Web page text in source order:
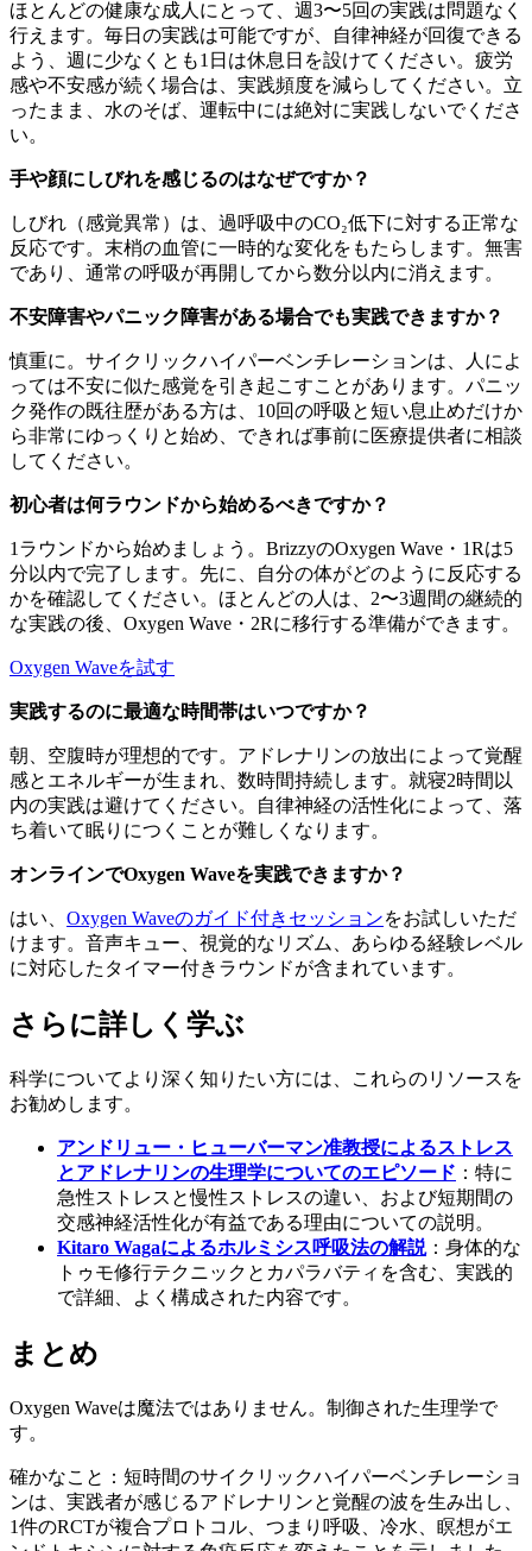
ほとんどの健康な成人にとって、週3〜5回の実践は問題なく
行えます。毎日の実践は可能ですが、自律神経が回復できる
よう、週に少なくとも1日は休息日を設けてください。疲労
感や不安感が続く場合は、実践頻度を減らしてください。立
ったまま、水のそば、運転中には絶対に実践しないでくださ
い。
手や顔にしびれを感じるのはなぜですか？
しびれ（感覚異常）は、過呼吸中のCO₂低下に対する正常な
反応です。末梢の血管に一時的な変化をもたらします。無害
であり、通常の呼吸が再開してから数分以内に消えます。
不安障害やパニック障害がある場合でも実践できますか？
慎重に。サイクリックハイパーベンチレーションは、人によ
っては不安に似た感覚を引き起こすことがあります。パニッ
ク発作の既往歴がある方は、10回の呼吸と短い息止めだけか
ら非常にゆっくりと始め、できれば事前に医療提供者に相談
してください。
初心者は何ラウンドから始めるべきですか？
1ラウンドから始めましょう。BrizzyのOxygen Wave・1Rは5
分以内で完了します。先に、自分の体がどのように反応する
かを確認してください。ほとんどの人は、2〜3週間の継続的
な実践の後、Oxygen Wave・2Rに移行する準備ができます。
Oxygen Waveを試す
実践するのに最適な時間帯はいつですか？
朝、空腹時が理想的です。アドレナリンの放出によって覚醒
感とエネルギーが生まれ、数時間持続します。就寝2時間以
内の実践は避けてください。自律神経の活性化によって、落
ち着いて眠りにつくことが難しくなります。
オンラインでOxygen Waveを実践できますか？
はい、 Oxygen Waveのガイド付きセッションをお試しいただ
けます。音声キュー、視覚的なリズム、あらゆる経験レベル
に対応したタイマー付きラウンドが含まれています。
さらに詳しく学ぶ
科学についてより深く知りたい方には、これらのリソースを
お勧めします。
アンドリュー・ヒューバーマン准教授によるストレス
とアドレナリンの生理学についてのエピソード ：特に
急性ストレスと慢性ストレスの違い、および短期間の
交感神経活性化が有益である理由についての説明。
Kitaro Wagaによるホルミシス呼吸法の解説：身体的な
トゥモ修行テクニックとカパラバティを含む、実践的
で詳細、よく構成された内容です。
まとめ
Oxygen Waveは魔法ではありません。制御された生理学で
す。
確かなこと：短時間のサイクリックハイパーベンチレーショ
ンは、実践者が感じるアドレナリンと覚醒の波を生み出し、
1件のRCTが複合プロトコル、つまり呼吸、冷水、瞑想がエ